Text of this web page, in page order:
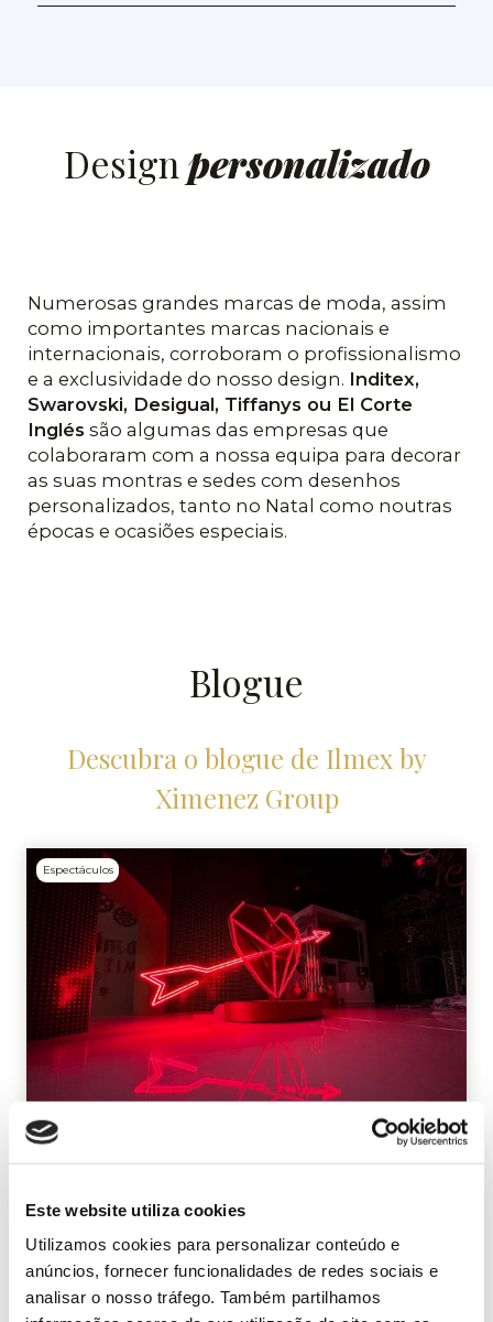
Este website utiliza cookies
Utilizamos cookies para personalizar conteúdo e
anúncios, fornecer funcionalidades de redes sociais e
analisar o nosso tráfego. Também partilhamos
Design personalizado
Numerosas grandes marcas de moda, assim
como importantes marcas nacionais e
internacionais, corroboram o profissionalismo
e a exclusividade do nosso design. Inditex,
Swarovski, Desigual, Tiffanys ou El Corte
Inglés são algumas das empresas que
colaboraram com a nossa equipa para decorar
as suas montras e sedes com desenhos
personalizados, tanto no Natal como noutras
épocas e ocasiões especiais.
Blogue
Descubra o blogue de Ilmex by
Ximenez Group
Espectáculos
O Grupo Ximenez colabora na
Carrasco com um projeto
exclusivo de iluminação
projeto de iluminação para uma turnê de